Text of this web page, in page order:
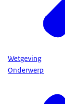
Wetgeving
Onderwerp